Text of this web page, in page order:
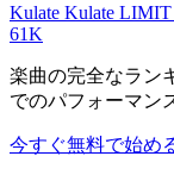
Kulate Kulate
61K
楽曲の完全なラン
でのパフォーマン
今すぐ無料で始め